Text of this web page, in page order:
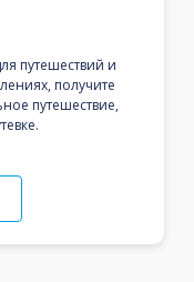
путешествий и
получите
путешествие,